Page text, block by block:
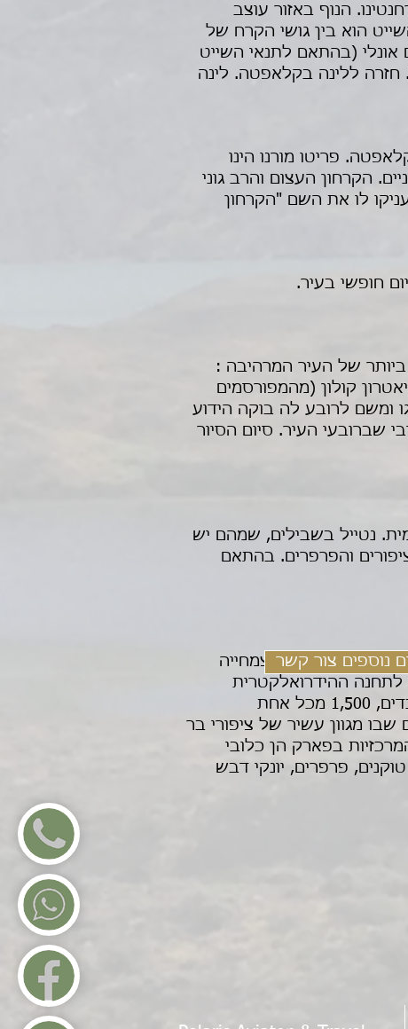
הנוף באזור עוצב
הוא בין גושי הקרח של
אונלי (בהתאם לתנאי השייט
חזרה ללינה בקלאפטה. לינה
ארחנטינו אל קרחון פריטו מורנו הנמצא במרחק 78 ק"מ מקלאפטה. פריטו מורנו הינו
הקרחון העצום והרב גוני
העניקו לו את השם "הקרחון
חופשי בעיר.
ביותר של העיר המרהיבה :
קולון (מהמפורסמים
ומשם לרובע לה בוקה הידוע
שברובעי העיר. סיום הסיור
נטייל בשבילים, שמהם יש
והפרפרים. בהתאם
ניתן לראות את הצמחייה
לתחנה ההידרואלקטרית
הגדולה בעולם ונמצא בבעלות משותפת של ברזיל ופרגוואי. בסכר עובדים 3,000 עובדים, 1,500 מכל אחת
מגוון עשיר של ציפורי בר
בפארק הן כלובי
פרפרים, יונקי דבש
נוספים צור קשר